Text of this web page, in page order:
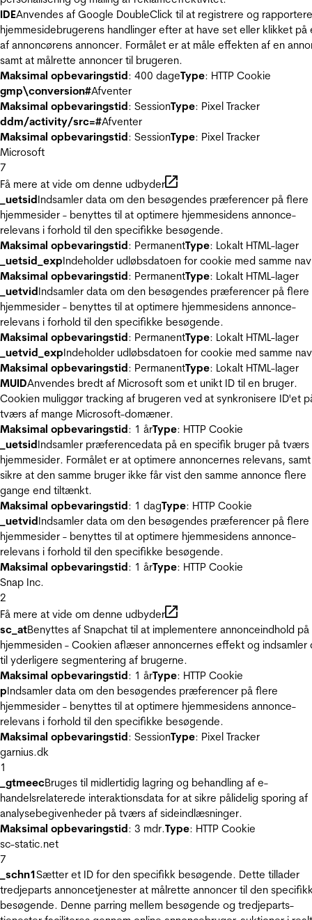
IDEAnvendes af Google DoubleClick til at registrere og
hjemmesidebrugerens handlinger efter at have set eller klikket på
af annoncørens annoncer. Formålet er at måle effekten af en
samt at målrette annoncer til brugeren.
Maksimal opbevaringstid: 400 dageType: HTTP Cookie
gmp\conversion#Afventer
Maksimal opbevaringstid: SessionType: Pixel Tracker
ddm/activity/src=#Afventer
Maksimal opbevaringstid: SessionType: Pixel Tracker
Microsoft
7
Få mere at vide om denne udbyder
_uetsidIndsamler data om den besøgendes præferencer på flere
hjemmesider - benyttes til at optimere hjemmesidens annonce-
relevans i forhold til den specifikke besøgende.
Maksimal opbevaringstid: PermanentType: Lokalt HTML-lager
_uetsid_expIndeholder udløbsdatoen for cookie med samme
Maksimal opbevaringstid: PermanentType: Lokalt HTML-lager
_uetvidIndsamler data om den besøgendes præferencer på flere
hjemmesider - benyttes til at optimere hjemmesidens annonce-
relevans i forhold til den specifikke besøgende.
Maksimal opbevaringstid: PermanentType: Lokalt HTML-lager
_uetvid_expIndeholder udløbsdatoen for cookie med samme
Maksimal opbevaringstid: PermanentType: Lokalt HTML-lager
MUIDAnvendes bredt af Microsoft som et unikt ID til en bruger.
Cookien muliggør tracking af brugeren ved at synkronisere ID'et
tværs af mange Microsoft-domæner.
Maksimal opbevaringstid: 1 årType: HTTP Cookie
_uetsidIndsamler præferencedata på en specifik bruger på tværs
hjemmesider. Formålet er at optimere annoncernes relevans, samt
sikre at den samme bruger ikke får vist den samme annonce flere
gange end tiltænkt.
Maksimal opbevaringstid: 1 dagType: HTTP Cookie
_uetvidIndsamler data om den besøgendes præferencer på flere
hjemmesider - benyttes til at optimere hjemmesidens annonce-
relevans i forhold til den specifikke besøgende.
Maksimal opbevaringstid: 1 årType: HTTP Cookie
Snap Inc.
2
Få mere at vide om denne udbyder
sc_atBenyttes af Snapchat til at implementere annonceindhold på
hjemmesiden - Cookien aflæser annoncernes effekt og indsamler
til yderligere segmentering af brugerne.
Maksimal opbevaringstid: 1 årType: HTTP Cookie
pIndsamler data om den besøgendes præferencer på flere
hjemmesider - benyttes til at optimere hjemmesidens annonce-
relevans i forhold til den specifikke besøgende.
Maksimal opbevaringstid: SessionType: Pixel Tracker
garnius.dk
1
_gtmeecBruges til midlertidig lagring og behandling af e-
handelsrelaterede interaktionsdata for at sikre pålidelig sporing af
analysebegivenheder på tværs af sideindlæsninger.
Maksimal opbevaringstid: 3 mdr.Type: HTTP Cookie
sc-static.net
7
_schn1Sætter et ID for den specifikk besøgende. Dette tillader
tredjeparts annoncetjenester at målrette annoncer til den
besøgende. Denne parring mellem besøgende og tredjeparts-